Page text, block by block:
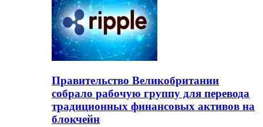
Правительство Великобритании
собрало рабочую группу для перевода
традиционных финансовых активов на
блокчейн